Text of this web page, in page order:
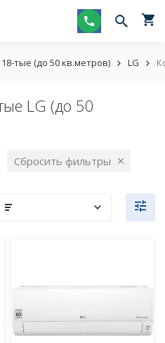
18-тые (до 50 кв.метров) LG
LG (до 50
Сбросить фильтры